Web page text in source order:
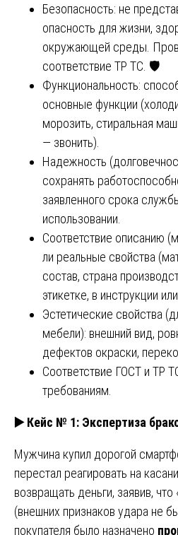
Безопасность: не
опасность для жизни,
окружающей среды.
соответствие ТР ТС. 🛡️
Функциональность:
основные функции
морозить, стиральная
— звонить).
Надежность
сохранять
заявленного срока
использовании.
Соответствие описанию
ли реальные свойства
состав, страна
этикетке, в инструкции
Эстетические свойства
мебели): внешний вид,
дефектов окраски,
Соответствие ГОСТ и ТР
требованиям.
▶️Кейс № 1: Экспертиза
Мужчина купил дорогой
перестал реагировать на
возвращать деньги, заявив,
(внешних признаков удара не
покупателя было назначено